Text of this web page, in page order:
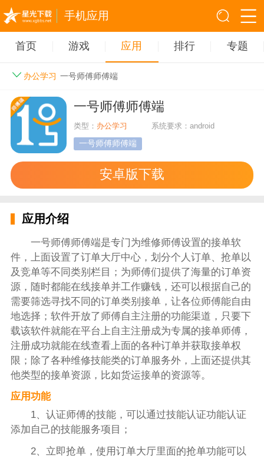
手机应用
首页 游戏 应用 排行 专题
办公学习 一号师傅师傅端
一号师傅师傅端
类型： 办公学习 系统要求：android
一号师傅师傅端
安卓版下载
应用介绍
一号师傅师傅端是专门为维修师傅设置的接单软
件，上面设置了订单大厅中心，划分个人订单、抢单以
及竞单等不同类别栏目；为师傅们提供了海量的订单资
源，随时都能在线接单并工作赚钱，还可以根据自己的
需要筛选寻找不同的订单类别接单，让各位师傅能自由
地选择；软件开放了师傅自主注册的功能渠道，只要下
载该软件就能在平台上自主注册成为专属的接单师傅，
注册成功就能在线查看上面的各种订单并获取接单权
限；除了各种维修技能类的订单服务外，上面还提供其
他类型的接单资源，比如货运接单的资源等。
应用功能
1、认证师傅的技能，可以通过技能认证功能认证
添加自己的技能服务项目；
2、立即抢单，使用订单大厅里面的抢单功能可以